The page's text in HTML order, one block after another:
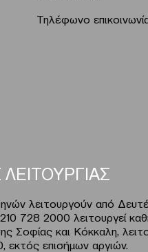
Τηλέφωνο
λειτουργούν από
728 2000 λειτουργεί
Σοφίας και Κόκκαλη,
εκτός επισήμων αργιών.